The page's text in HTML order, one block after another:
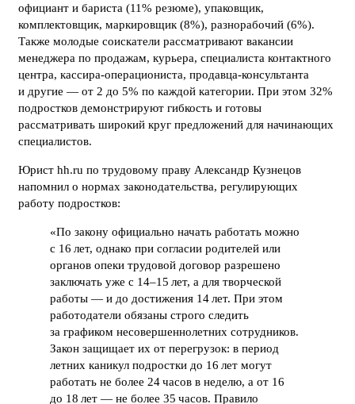
официант и бариста (11% резюме), упаковщик,
комплектовщик, маркировщик (8%), разнорабочий (6%).
Также молодые соискатели рассматривают вакансии
менеджера по продажам, курьера, специалиста контактного
центра, кассира-операциониста, продавца-консультанта
и другие — от 2 до 5% по каждой категории. При этом 32%
подростков демонстрируют гибкость и готовы
рассматривать широкий круг предложений для начинающих
специалистов.
Юрист hh.ru по трудовому праву Александр Кузнецов
напомнил о нормах законодательства, регулирующих
работу подростков:
«По закону официально начать работать можно
с 16 лет, однако при согласии родителей или
органов опеки трудовой договор разрешено
заключать уже с 14–15 лет, а для творческой
работы — и до достижения 14 лет. При этом
работодатели обязаны строго следить
за графиком несовершеннолетних сотрудников.
Закон защищает их от перегрузок: в период
летних каникул подростки до 16 лет могут
работать не более 24 часов в неделю, а от 16
до 18 лет — не более 35 часов. Правило